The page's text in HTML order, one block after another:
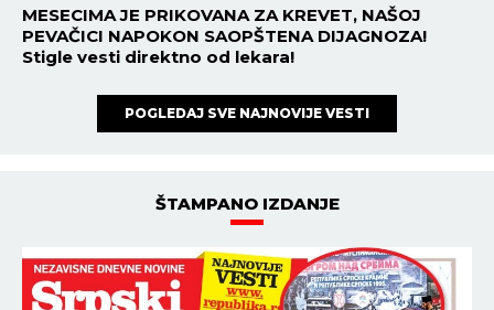
MESECIMA JE PRIKOVANA ZA KREVET, NAŠOJ
PEVAČICI NAPOKON SAOPŠTENA DIJAGNOZA!
Stigle vesti direktno od lekara!
POGLEDAJ SVE NAJNOVIJE VESTI
ŠTAMPANO IZDANJE